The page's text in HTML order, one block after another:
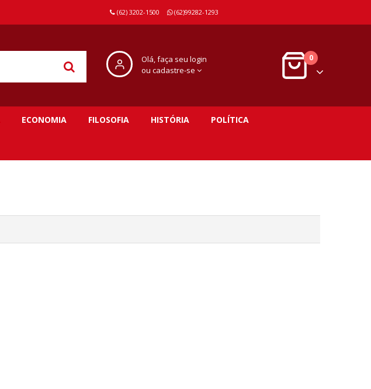
(62) 3202-1500 (62)99282-1293
Olá, faça seu login
ou cadastre-se
0
ECONOMIA FILOSOFIA HISTÓRIA POLÍTICA